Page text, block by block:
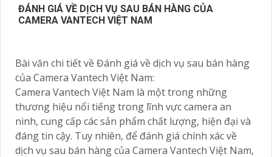
ĐÁNH GIÁ VỀ DỊCH VỤ SAU BÁN HÀNG CỦA
CAMERA VANTECH VIỆT NAM
Bài văn chi tiết về Đánh giá về dịch vụ sau bán hàng
của Camera Vantech Việt Nam:
Camera Vantech Việt Nam là một trong những
thương hiệu nổi tiếng trong lĩnh vực camera an
ninh, cung cấp các sản phẩm chất lượng, hiện đại và
đáng tin cậy. Tuy nhiên, để đánh giá chính xác về
dịch vụ sau bán hàng của Camera Vantech Việt Nam,